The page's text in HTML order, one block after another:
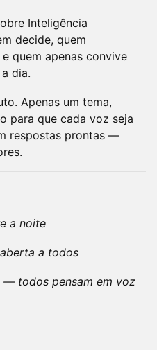
Inteligência
decide, quem
quem apenas convive
dia.
Apenas um tema,
para que cada voz seja
respostas prontas —
a noite
a todos
— todos pensam em voz